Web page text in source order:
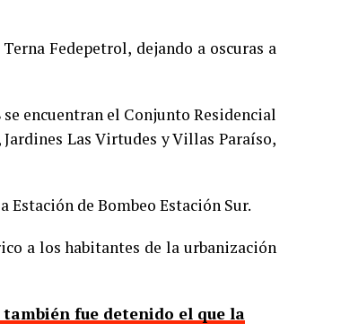
Fedepetrol, dejando a oscuras a
encuentran el Conjunto Residencial
Las Virtudes y Villas Paraíso,
de Bombeo Estación Sur.
a los habitantes de la urbanización
fue detenido el que la